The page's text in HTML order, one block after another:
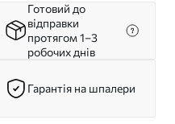
Готовий до
відправки
протягом 1–3
робочих днів
Гарантія на шпалери